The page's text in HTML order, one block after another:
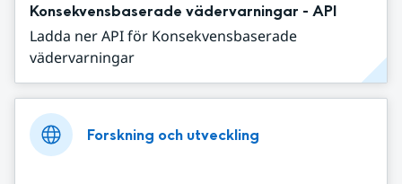
Konsekvensbaserade vädervarningar - API
Ladda ner API för Konsekvensbaserade
vädervarningar
Forskning och utveckling